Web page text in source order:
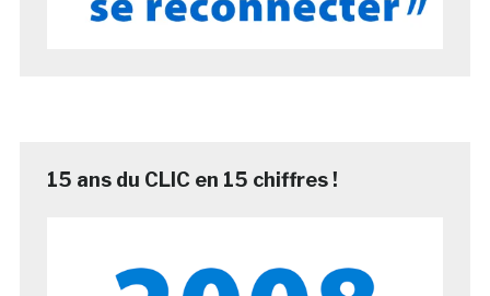
15 ans du CLIC en 15 chiffres !